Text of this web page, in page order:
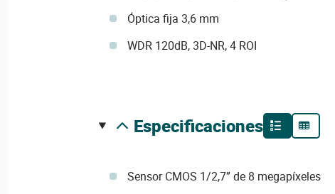
Óptica fija 3,6 mm
WDR 120dB, 3D-NR, 4 ROI
especificaciones
Sensor CMOS 1/2,7” de 8 megapíxeles